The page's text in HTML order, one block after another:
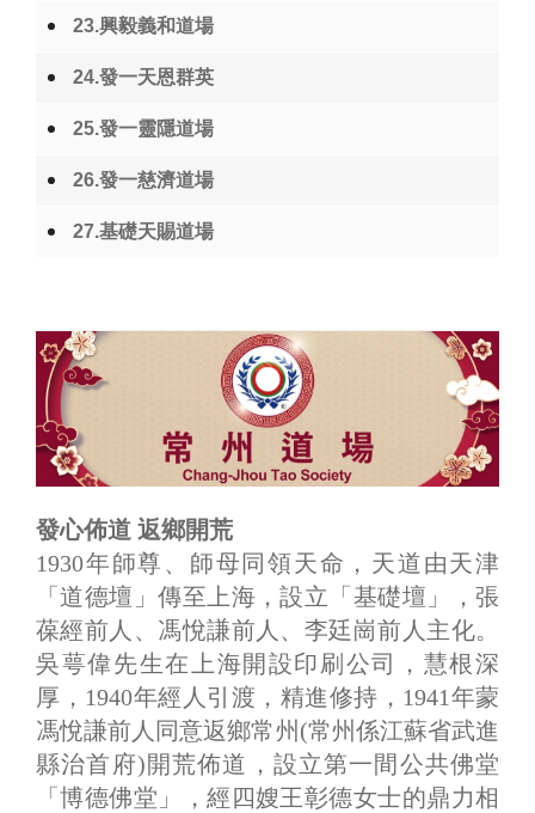
23.興毅義和道場
24.發一天恩群英
25.發一靈隱道場
26.發一慈濟道場
27.基礎天賜道場
發心佈道 返鄉開荒
1930年師尊、師母同領天命，天道由天津
「道德壇」傳至上海，設立「基礎壇」，張
葆經前人、馮悅謙前人、李廷崗前人主化。
吳萼偉先生在上海開設印刷公司，慧根深
厚，1940年經人引渡，精進修持，1941年蒙
馮悅謙前人同意返鄉常州(常州係江蘇省武進
縣治首府)開荒佈道，設立第一間公共佛堂
「博德佛堂」，經四嫂王彰德女士的鼎力相